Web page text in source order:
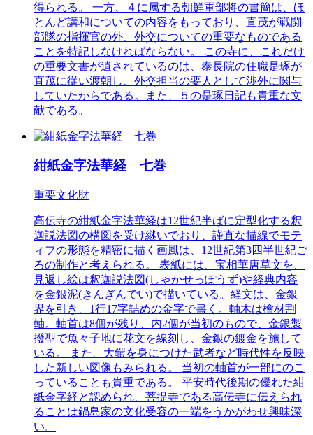
得られる。 一方、４に属する朝鮮軍部将の書簡は、ほ
とんど講和についての内容をもっており、直茂が戦闘
部隊の指揮官の外、外交についての重要なものである
ことを特記しなければならない。 この寺に、これだけ
の重要文書が遺されているのは、泰長院の住職是琢が
直茂に従い渡朝し、外交担当の要人として渉外に関与
していたからである。また、５の是琢日記も貴重な文
献である。
紺紙金字法華経 七巻
重要文化財
高伝寺の紺紙金字法華経は12世紀半ばに定型化する釈
迦説法図の構図を受け継いでおり、謹直な描線でモテ
ィフの形態を精密に描く画風は、12世紀第3四半世紀ご
ろの制作と考えられる。 表紙には、宝相華唐草文を、
見返し絵は釈迦説法図(しゃかせっぽうず)や経典内容
を金銀泥(きんぎんでい)で描いている。経文は、金銀
界を引き、1行17字詰めの金字で書く。軸木は檜材割
軸。軸首は8個が残り、内2個が当初のもので、金銀製
撥型で魚々子地に花文を線刻し、金銀の鍍金を施して
いる。 また、大鎧を身につけた武者など時代性を反映
した新しい図像もみられる。 当初の軸首が一部にのこ
っていることも貴重である。 平安時代後期の優れた紺
紙金字経と認められ、菩提寺である高伝寺に伝えられ
ることは鍋島家の文化受容の一端をうかがわせ興味深
い。